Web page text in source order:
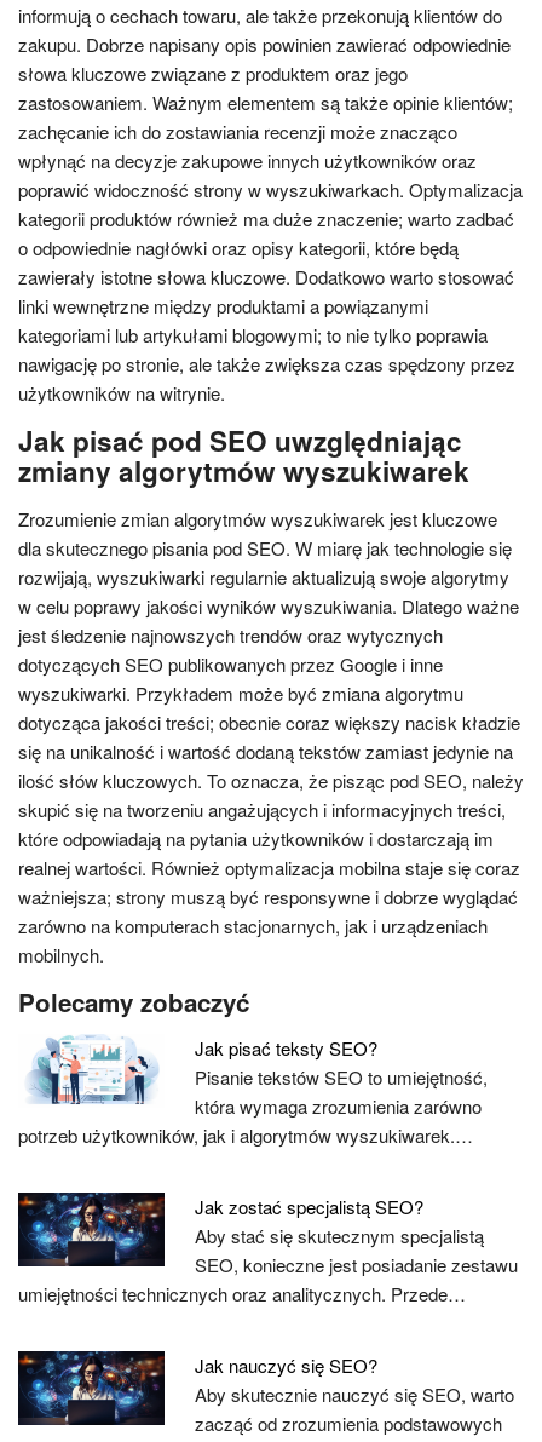
informują o cechach towaru, ale także przekonują klientów do
zakupu. Dobrze napisany opis powinien zawierać odpowiednie
słowa kluczowe związane z produktem oraz jego
zastosowaniem. Ważnym elementem są także opinie klientów;
zachęcanie ich do zostawiania recenzji może znacząco
wpłynąć na decyzje zakupowe innych użytkowników oraz
poprawić widoczność strony w wyszukiwarkach. Optymalizacja
kategorii produktów również ma duże znaczenie; warto zadbać
o odpowiednie nagłówki oraz opisy kategorii, które będą
zawierały istotne słowa kluczowe. Dodatkowo warto stosować
linki wewnętrzne między produktami a powiązanymi
kategoriami lub artykułami blogowymi; to nie tylko poprawia
nawigację po stronie, ale także zwiększa czas spędzony przez
użytkowników na witrynie.
Jak pisać pod SEO uwzględniając
zmiany algorytmów wyszukiwarek
Zrozumienie zmian algorytmów wyszukiwarek jest kluczowe
dla skutecznego pisania pod SEO. W miarę jak technologie się
rozwijają, wyszukiwarki regularnie aktualizują swoje algorytmy
w celu poprawy jakości wyników wyszukiwania. Dlatego ważne
jest śledzenie najnowszych trendów oraz wytycznych
dotyczących SEO publikowanych przez Google i inne
wyszukiwarki. Przykładem może być zmiana algorytmu
dotycząca jakości treści; obecnie coraz większy nacisk kładzie
się na unikalność i wartość dodaną tekstów zamiast jedynie na
ilość słów kluczowych. To oznacza, że pisząc pod SEO, należy
skupić się na tworzeniu angażujących i informacyjnych treści,
które odpowiadają na pytania użytkowników i dostarczają im
realnej wartości. Również optymalizacja mobilna staje się coraz
ważniejsza; strony muszą być responsywne i dobrze wyglądać
zarówno na komputerach stacjonarnych, jak i urządzeniach
mobilnych.
Polecamy zobaczyć
Jak pisać teksty SEO?
Pisanie tekstów SEO to umiejętność,
która wymaga zrozumienia zarówno
potrzeb użytkowników, jak i algorytmów wyszukiwarek.…
Jak zostać specjalistą SEO?
Aby stać się skutecznym specjalistą
SEO, konieczne jest posiadanie zestawu
umiejętności technicznych oraz analitycznych. Przede…
Jak nauczyć się SEO?
Aby skutecznie nauczyć się SEO, warto
zacząć od zrozumienia podstawowych